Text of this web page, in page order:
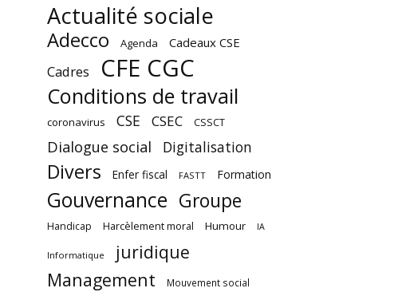
Actualité sociale
Adecco Agenda Cadeaux CSE
Cadres CFE CGC
Conditions de travail
coronavirus CSE CSEC CSSCT
Dialogue social Digitalisation
Divers Enfer fiscal FASTT Formation
Gouvernance Groupe
Handicap Harcèlement moral Humour IA
Informatique
juridique
Management
Mouvement social